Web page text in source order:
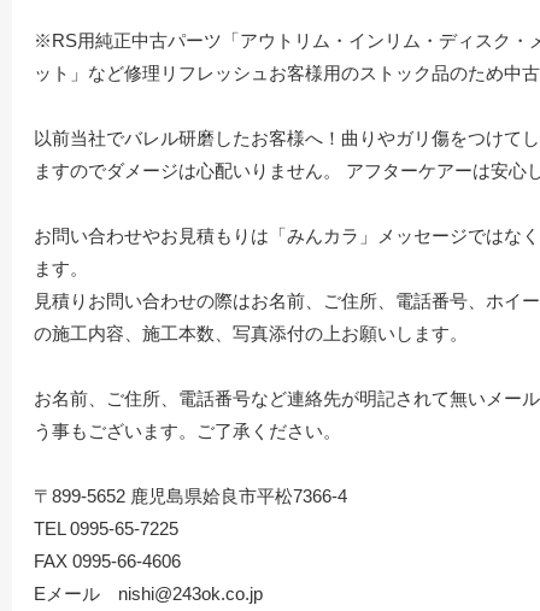
※RS用純正中古パーツ「アウトリム・インリム・ディスク・
ット」など修理リフレッシュお客様用のストック品のため中
以前当社でバレル研磨したお客様へ！曲りやガリ傷をつけて
ますのでダメージは心配いりません。 アフターケアーは安心
お問い合わせやお見積もりは「みんカラ」メッセージではな
ます。
見積りお問い合わせの際はお名前、ご住所、電話番号、ホイ
の施工内容、施工本数、写真添付の上お願いします。
お名前、ご住所、電話番号など連絡先が明記されて無いメー
う事もございます。ご了承ください。
〒899-5652 鹿児島県姶良市平松7366-4
TEL 0995-65-7225
FAX 0995-66-4606
Eメール nishi@243ok.co.jp